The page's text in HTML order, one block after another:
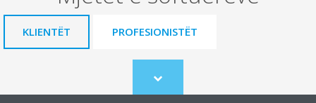
KLIENTËT PROFESIONISTËT
Scroll
to